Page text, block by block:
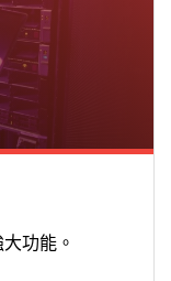
功能。